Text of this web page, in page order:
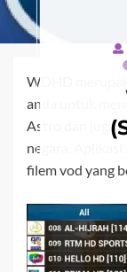
WDHD
anda untuk
Astro dan juga
negara. Aplikasi
filem vod yang